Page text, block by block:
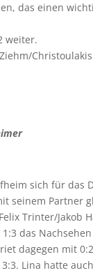
das einen
weiter.
sich für das
seinem Partner
Trinter/Jakob
das
dagegen mit
Lina hatte